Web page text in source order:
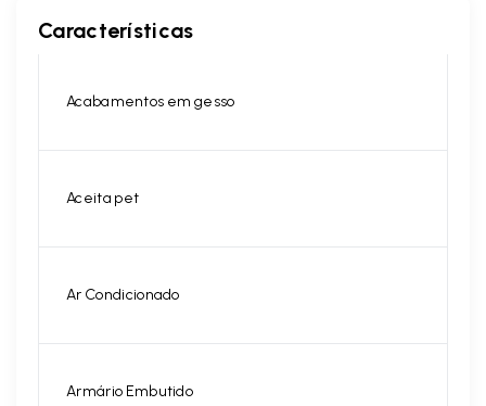
Características
Acabamentos em gesso
Aceita pet
Ar Condicionado
Armário Embutido